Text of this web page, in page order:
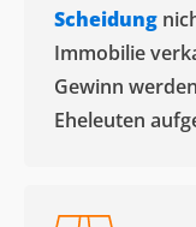
Scheidung
Immobilie
Gewinn
Eheleuten